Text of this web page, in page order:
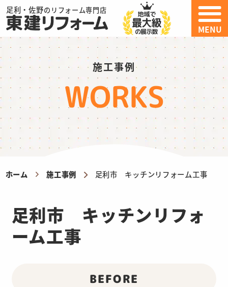
足利・佐野のリフォーム専門店
MENU
施工事例
WORKS
ホーム 施工事例 足利市 キッチンリフォーム工事
足利市 キッチンリフォ
ーム工事
BEFORE